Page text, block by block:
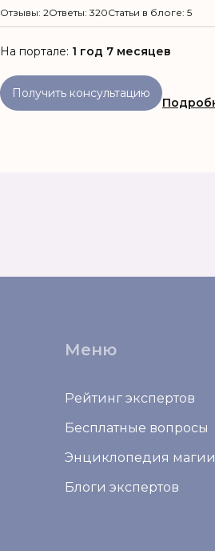
Отзывы: 2Ответы: 320Статьи в блоге: 5
На портале: 1 год 7 месяцев
Получить консультацию
Меню
Рейтинг экспертов
Бесплатные вопросы
Энциклопедия магии
Блоги экспертов